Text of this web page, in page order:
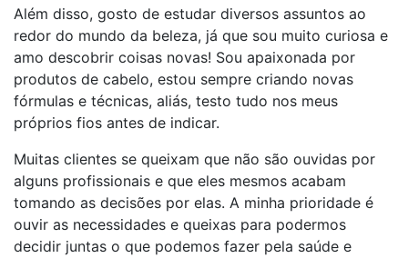
Além disso, gosto de estudar diversos assuntos ao
redor do mundo da beleza, já que sou muito curiosa e
amo descobrir coisas novas! Sou apaixonada por
produtos de cabelo, estou sempre criando novas
fórmulas e técnicas, aliás, testo tudo nos meus
próprios fios antes de indicar.
Muitas clientes se queixam que não são ouvidas por
alguns profissionais e que eles mesmos acabam
tomando as decisões por elas. A minha prioridade é
ouvir as necessidades e queixas para podermos
decidir juntas o que podemos fazer pela saúde e